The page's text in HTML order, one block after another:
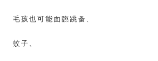
毛孩也可能面臨跳蚤、
蚊子、